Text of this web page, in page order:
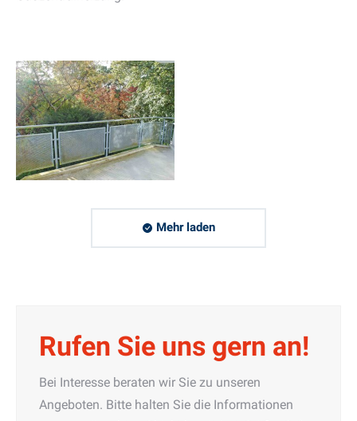
Mehr laden
Rufen Sie uns gern an!
Bei Interesse beraten wir Sie zu unseren
Angeboten. Bitte halten Sie die Informationen